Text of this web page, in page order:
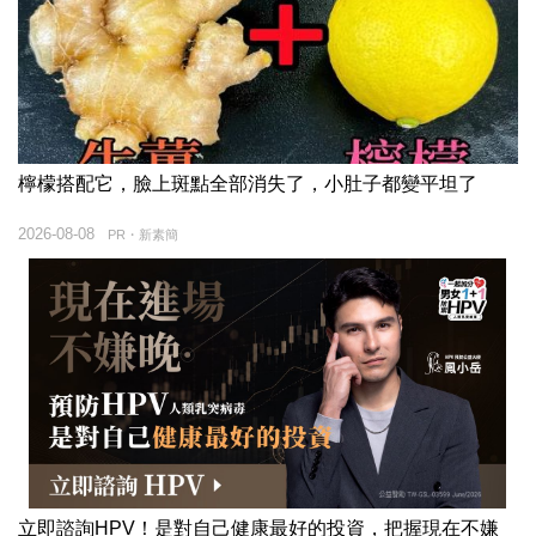
檸檬搭配它，臉上斑點全部消失了，小肚子都變平坦了
PR・新素簡
2026-08-08
立即諮詢HPV！是對自己健康最好的投資，把握現在不嫌